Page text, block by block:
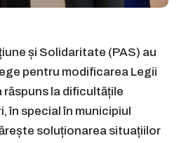
și Solidaritate (PAS) au
pentru modificarea Legii
la dificultățile
în special în municipiul
soluționarea situațiilor